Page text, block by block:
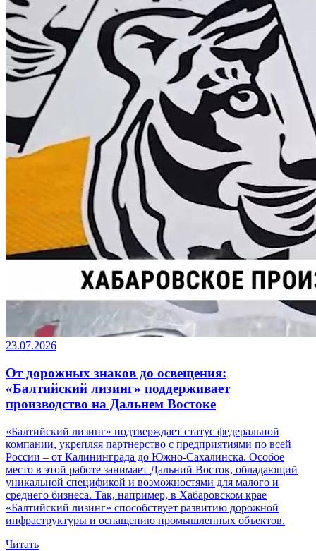
23.07.2026
От дорожных знаков до освещения:
«Балтийский лизинг» поддерживает
производство на Дальнем Востоке
«Балтийский лизинг» подтверждает статус федеральной
компании, укрепляя партнерство с предприятиями по всей
России – от Калининграда до Южно-Сахалинска. Особое
место в этой работе занимает Дальний Восток, обладающий
уникальной спецификой и возможностями для малого и
среднего бизнеса. Так, например, в Хабаровском крае
«Балтийский лизинг» способствует развитию дорожной
инфраструктуры и оснащению промышленных объектов.
Читать